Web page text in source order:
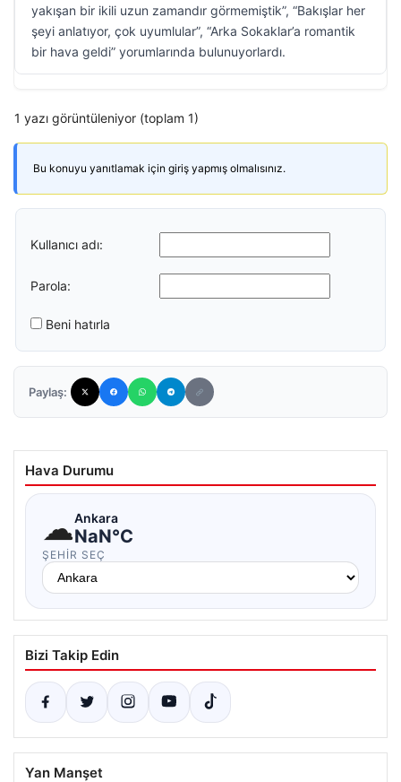
yakışan bir ikili uzun zamandır görmemiştik”, “Bakışlar her
şeyi anlatıyor, çok uyumlular”, “Arka Sokaklar’a romantik
bir hava geldi” yorumlarında bulunuyorlardı.
1 yazı görüntüleniyor (toplam 1)
Bu konuyu yanıtlamak için giriş yapmış olmalısınız.
Kullanıcı adı:
Parola:
Beni hatırla
Paylaş:
Hava Durumu
☁Ankara
NaN°C
ŞEHIR SEÇ
Bizi Takip Edin
Yan Manşet